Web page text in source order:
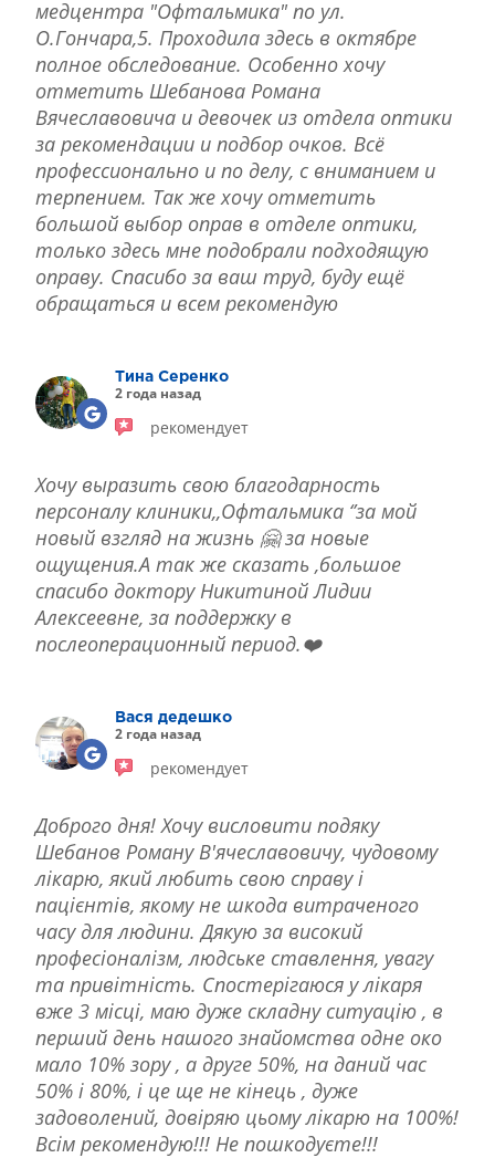
медцентра "Офтальмика" по ул.
О.Гончара,5. Проходила здесь в октябре
полное обследование. Особенно хочу
отметить Шебанова Романа
Вячеславовича и девочек из отдела оптики
за рекомендации и подбор очков. Всё
профессионально и по делу, с вниманием и
терпением. Так же хочу отметить
большой выбор оправ в отделе оптики,
только здесь мне подобрали подходящую
оправу. Спасибо за ваш труд, буду ещё
обращаться и всем рекомендую
Тина Серенко
2 года назад
рекомендует
Хочу выразить свою благодарность
персоналу клиники,,Офтальмика ‘’за мой
новый взгляд на жизнь 🤗 за новые
ощущения.А так же сказать ,большое
спасибо доктору Никитиной Лидии
Алексеевне, за поддержку в
послеоперационный период.❤️
Вася дедешко
2 года назад
рекомендует
Доброго дня! Хочу висловити подяку
Шебанов Роману В'ячеславовичу, чудовому
лікарю, який любить свою справу і
пацієнтів, якому не шкода витраченого
часу для людини. Дякую за високий
професіоналізм, людське ставлення, увагу
та привітність. Спостерігаюся у лікаря
вже 3 місці, маю дуже складну ситуацію , в
перший день нашого знайомства одне око
мало 10% зору , а друге 50%, на даний час
50% і 80%, і це ще не кінець , дуже
задоволений, довіряю цьому лікарю на 100%!
Всім рекомендую!!! Не пошкодуєте!!!